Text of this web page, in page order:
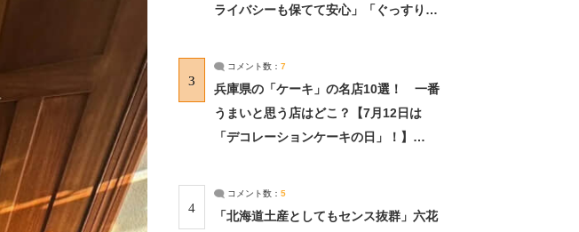
ライバシーも保てて安心」「ぐっすり眠
3
コメント数： 7
兵庫県の「ケーキ」の名店10選！ 一番
うまいと思う店はどこ？【7月12日は
「デコレーションケーキの日」！】
4
コメント数： 5
「北海道土産としてもセンス抜群」六花